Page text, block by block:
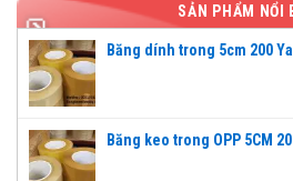
SẢN PHẨM NỔI
Băng dính trong 5cm 200
Băng keo trong OPP 5CM